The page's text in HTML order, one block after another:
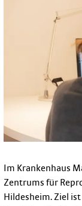
Im Krankenhaus
Zentrums für
Hildesheim. Ziel